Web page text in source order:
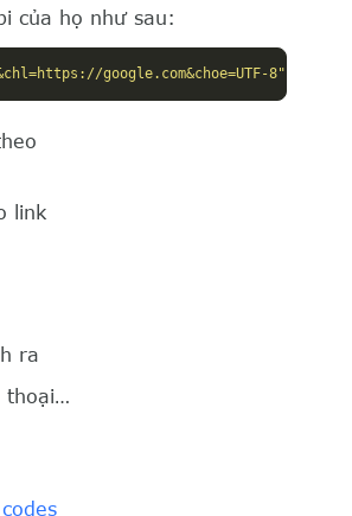
của họ như sau:
google.com&choe=UTF-8"
link
ra
thoại…